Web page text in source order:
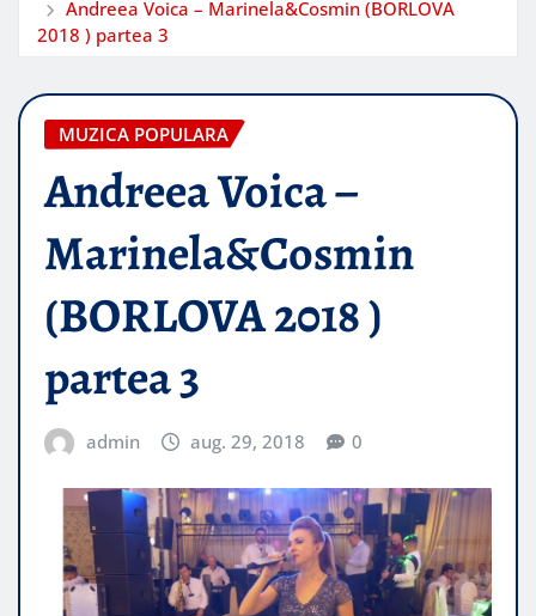
Andreea Voica – Marinela&Cosmin (BORLOVA
2018 ) partea 3
MUZICA POPULARA
Andreea Voica –
Marinela&Cosmin
(BORLOVA 2018 )
partea 3
admin aug. 29, 2018 0